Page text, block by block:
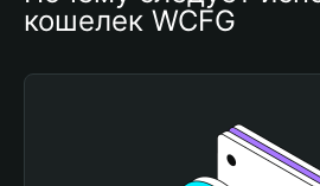
кошелек WCFG